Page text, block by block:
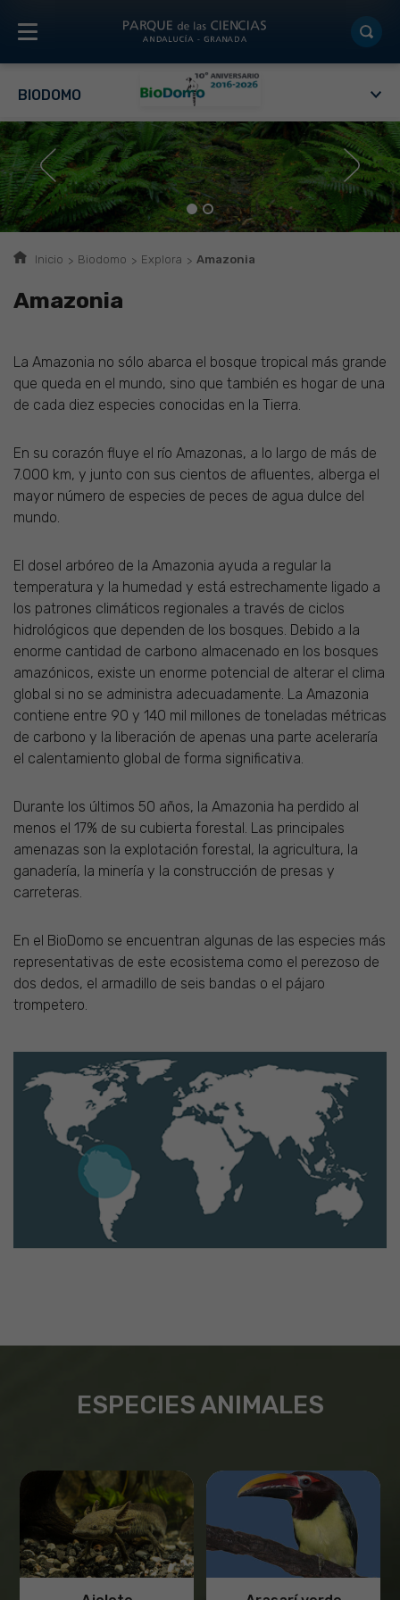
BIODOMO
Inicio Biodomo Explora Amazonia
Amazonia
La Amazonia no sólo abarca el bosque tropical más grande
que queda en el mundo, sino que también es hogar de una
de cada diez especies conocidas en la Tierra.
En su corazón fluye el río Amazonas, a lo largo de más de
7.000 km, y junto con sus cientos de afluentes, alberga el
mayor número de especies de peces de agua dulce del
mundo.
El dosel arbóreo de la Amazonia ayuda a regular la
temperatura y la humedad y está estrechamente ligado a
los patrones climáticos regionales a través de ciclos
hidrológicos que dependen de los bosques. Debido a la
enorme cantidad de carbono almacenado en los bosques
amazónicos, existe un enorme potencial de alterar el clima
global si no se administra adecuadamente. La Amazonia
contiene entre 90 y 140 mil millones de toneladas métricas
de carbono y la liberación de apenas una parte aceleraría
el calentamiento global de forma significativa.
Durante los últimos 50 años, la Amazonia ha perdido al
menos el 17% de su cubierta forestal. Las principales
amenazas son la explotación forestal, la agricultura, la
ganadería, la minería y la construcción de presas y
carreteras.
En el BioDomo se encuentran algunas de las especies más
representativas de este ecosistema como el perezoso de
dos dedos, el armadillo de seis bandas o el pájaro
trompetero.
ESPECIES ANIMALES